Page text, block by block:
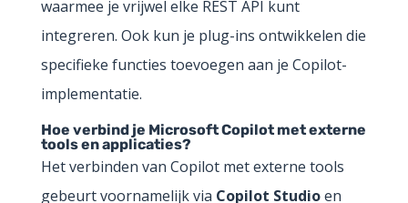
waarmee je vrijwel elke REST API kunt
integreren. Ook kun je plug-ins ontwikkelen die
specifieke functies toevoegen aan je Copilot-
implementatie.
Hoe verbind je Microsoft Copilot met externe
tools en applicaties?
Het verbinden van Copilot met externe tools
gebeurt voornamelijk via Copilot Studioen